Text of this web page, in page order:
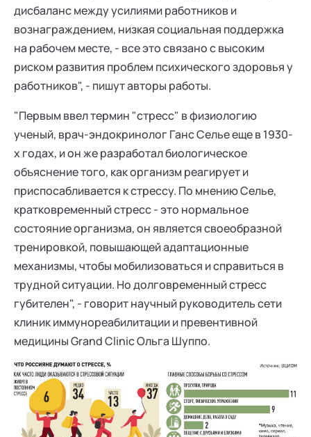
дисбаланс между усилиями работников и
вознаграждением, низкая социальная поддержка
на рабочем месте, - все это связано с высоким
риском развития проблем психического здоровья у
работников", - пишут авторы работы.
"Первым ввел термин "стресс" в физиологию
ученый, врач-эндокринолог Ганс Селье еще в 1930-
х годах, и он же разработал биологическое
объяснение того, как организм реагирует и
приспосабливается к стрессу. По мнению Селье,
кратковременный стресс - это нормальное
состояние организма, он является своеобразной
тренировкой, повышающей адаптационные
механизмы, чтобы мобилизоваться и справиться в
трудной ситуации. Но долговременный стресс
губителен", - говорит научный руководитель сети
клиник иммунореабилитации и превентивной
медицины Grand Clinic Ольга Шуппо.